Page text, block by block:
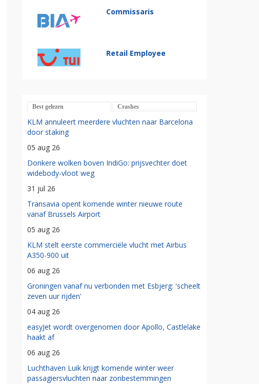
Commissaris
Retail Employee
Best gelezen Crashes
KLM annuleert meerdere vluchten naar Barcelona
door staking
05 aug 26
Donkere wolken boven IndiGo: prijsvechter doet
widebody-vloot weg
31 jul 26
Transavia opent komende winter nieuwe route
vanaf Brussels Airport
05 aug 26
KLM stelt eerste commerciële vlucht met Airbus
A350-900 uit
06 aug 26
Groningen vanaf nu verbonden met Esbjerg: 'scheelt
zeven uur rijden'
04 aug 26
easyJet wordt overgenomen door Apollo, Castlelake
haakt af
06 aug 26
Luchthaven Luik krijgt komende winter weer
passagiersvluchten naar zonbestemmingen